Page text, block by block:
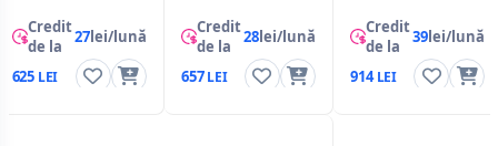
Credit
de la
27lei/lună
625
Credit
de la
28lei/lună
657
Credit
de la
39lei/lună
914